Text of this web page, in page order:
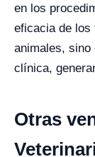
en los
eficacia de los
animales, sino
clínica,
Otras